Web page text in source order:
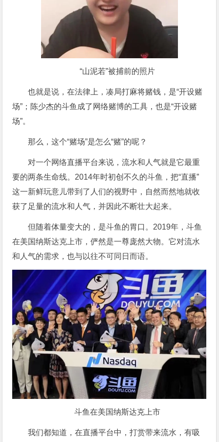
“山泥若”被捕前的照片
也就是说，在法律上，凑局打麻将赌钱，是“开设赌
场”；陈少杰的斗鱼成了网络赌博的工具，也是“开设赌
场”。
那么，这个“赌场”是怎么“赌”的呢？
对一个网络直播平台来说，流水和人气就是它最重
要的两条生命线。2014年时初创不久的斗鱼，把“直播”
这一新鲜玩意儿带到了人们的视野中，自然而然地就收
获了足量的流水和人气，并因此不断壮大起来。
但随着体量变大的，是斗鱼的胃口。2019年，斗鱼
在美国纳斯达克上市，俨然是一尊庞然大物。它对流水
和人气的需求，也与以往不可同日而语。
斗鱼在美国纳斯达克上市
我们都知道，在直播平台中，打赏带来流水，有吸